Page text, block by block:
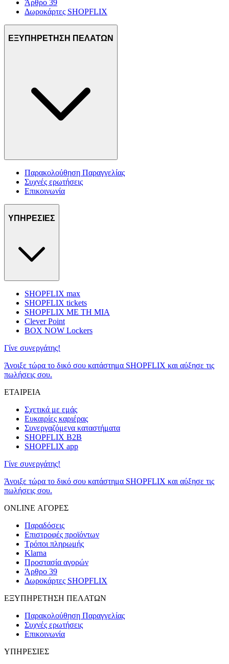
Άρθρο 39
Δωροκάρτες SHOPFLIX
ΕΞΥΠΗΡΕΤΗΣΗ ΠΕΛΑΤΩΝ
Παρακολούθηση Παραγγελίας
Συχνές ερωτήσεις
Επικοινωνία
ΥΠΗΡΕΣΙΕΣ
SHOPFLIX max
SHOPFLIX tickets
SHOPFLIX ΜΕ ΤΗ ΜΙΑ
Clever Point
BOX NOW Lockers
Γίνε συνεργάτης!
Άνοιξε τώρα το δικό σου κατάστημα SHOPFLIX και αύξησε τις
πωλήσεις σου.
ΕΤΑΙΡΕΙΑ
Σχετικά με εμάς
Ευκαιρίες καριέρας
Συνεργαζόμενα καταστήματα
SHOPFLIX B2B
SHOPFLIX app
Γίνε συνεργάτης!
Άνοιξε τώρα το δικό σου κατάστημα SHOPFLIX και αύξησε τις
πωλήσεις σου.
ONLINE ΑΓΟΡΕΣ
Παραδόσεις
Επιστροφές προϊόντων
Τρόποι πληρωμής
Klarna
Προστασία αγορών
Άρθρο 39
Δωροκάρτες SHOPFLIX
ΕΞΥΠΗΡΕΤΗΣΗ ΠΕΛΑΤΩΝ
Παρακολούθηση Παραγγελίας
Συχνές ερωτήσεις
Επικοινωνία
ΥΠΗΡΕΣΙΕΣ